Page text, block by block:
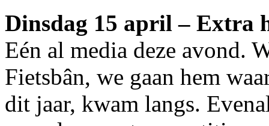
Dinsdag 15 april – Extra
Eén al media deze avond.
Fietsbân, we gaan hem
dit jaar, kwam langs.